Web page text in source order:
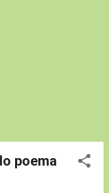
poema